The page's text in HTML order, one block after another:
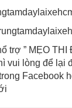
trợ ” MẸO THI
vui lòng để lại
Facebook